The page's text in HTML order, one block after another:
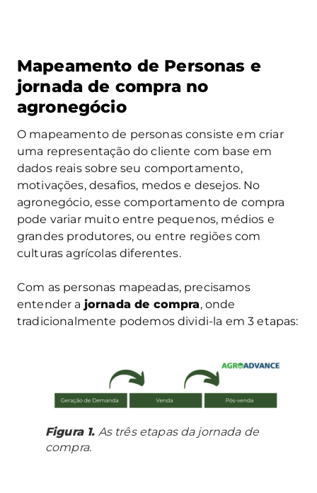
Mapeamento de Personas e
jornada de compra no
agronegócio
O mapeamento de personas consiste em criar
uma representação do cliente com base em
dados reais sobre seu comportamento,
motivações, desafios, medos e desejos. No
agronegócio, esse comportamento de compra
pode variar muito entre pequenos, médios e
grandes produtores, ou entre regiões com
culturas agrícolas diferentes.
Com as personas mapeadas, precisamos
entender a jornada de compra, onde
tradicionalmente podemos dividi-la em 3 etapas:
Figura 1. As três etapas da jornada de
compra.